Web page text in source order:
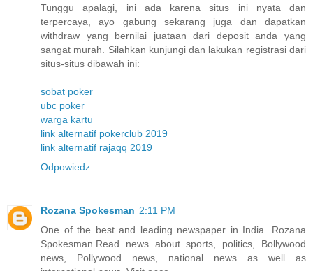
Tunggu apalagi, ini ada karena situs ini nyata dan
terpercaya, ayo gabung sekarang juga dan dapatkan
withdraw yang bernilai juataan dari deposit anda yang
sangat murah. Silahkan kunjungi dan lakukan registrasi dari
situs-situs dibawah ini:
sobat poker
ubc poker
warga kartu
link alternatif pokerclub 2019
link alternatif rajaqq 2019
Odpowiedz
Rozana Spokesman 2:11 PM
One of the best and leading newspaper in India. Rozana
Spokesman.Read news about sports, politics, Bollywood
news, Pollywood news, national news as well as